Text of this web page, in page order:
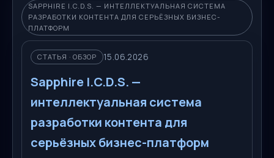
SAPPHIRE I.C.D.S. — ИНТЕЛЛЕКТУАЛЬНАЯ СИСТЕМА
РАЗРАБОТКИ КОНТЕНТА ДЛЯ СЕРЬЁЗНЫХ БИЗНЕС-
ПЛАТФОРМ
СТАТЬЯ · ОБЗОР 15.06.2026
Sapphire I.C.D.S. —
интеллектуальная система
разработки контента для
серьёзных бизнес-платформ